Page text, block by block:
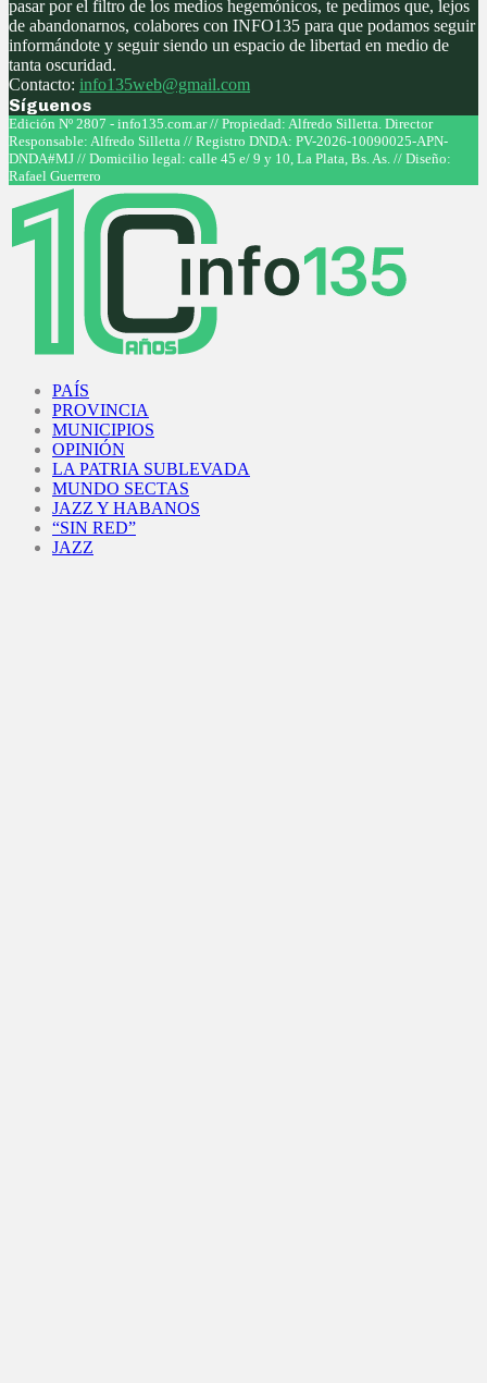
pasar por el filtro de los medios hegemónicos, te pedimos que, lejos
de abandonarnos, colabores con INFO135 para que podamos seguir
informándote y seguir siendo un espacio de libertad en medio de
tanta oscuridad.
Contacto: info135web@gmail.com
Síguenos
Facebook
Twitter
Instagram
Youtube
Edición Nº 2807 - info135.com.ar // Propiedad: Alfredo Silletta. Director
Responsable: Alfredo Silletta // Registro DNDA: PV-2026-10090025-APN-
DNDA#MJ // Domicilio legal: calle 45 e/ 9 y 10, La Plata, Bs. As. // Diseño:
Rafael Guerrero
PAÍS
PROVINCIA
MUNICIPIOS
OPINIÓN
LA PATRIA SUBLEVADA
MUNDO SECTAS
JAZZ Y HABANOS
“SIN RED”
JAZZ